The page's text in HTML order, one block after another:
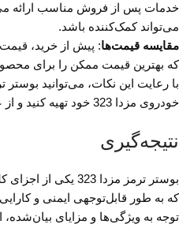
خدمات پس از فروش مناسب ارائه
می‌تواند کمک‌کننده باشد.
مقایسه قیمت‌ها: پیش از خرید،
که بهترین قیمت ممکن را برای
با رعایت این نکات، می‌توانید بوستر
خودروی مزدا 323 خود تهیه کنید و از عملکرد بهینه آن بهره‌مند شوید.
نتیجه‌گیری
بوستر ترمز مزدا
که به طور قابل‌توجهی ایمنی و
توجه به ویژگی‌ها و مزایای